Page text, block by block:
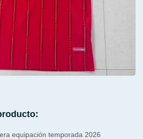
equipación temporada 2026